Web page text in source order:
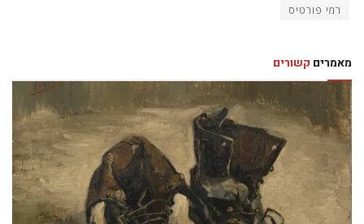
רמי פורטיס
מאמרים קשורים